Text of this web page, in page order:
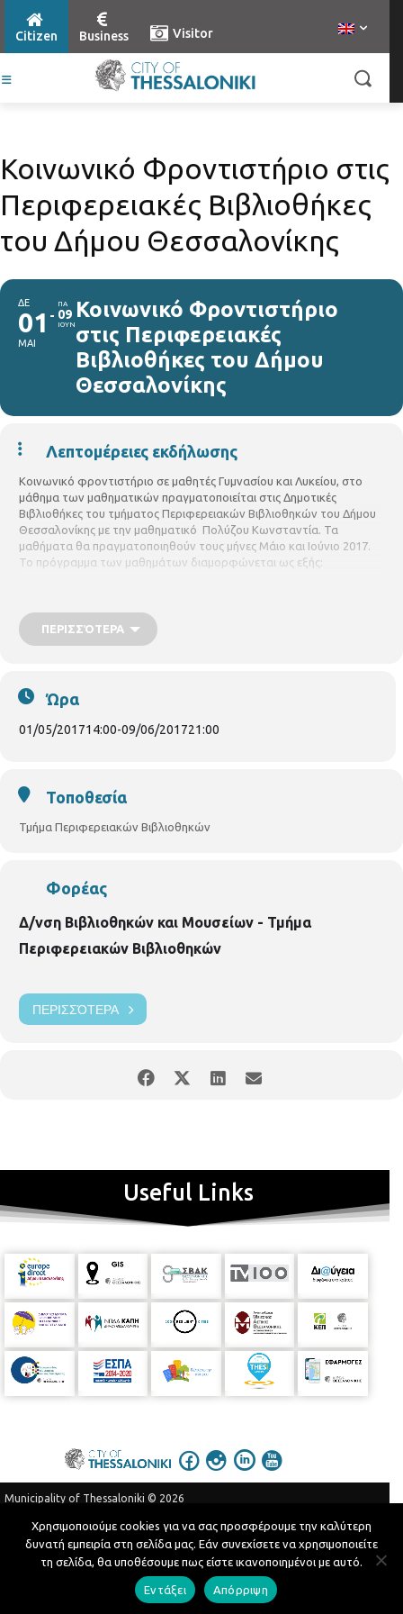
Citizen Business Visitor
Κοινωνικό Φροντιστήριο στις
Περιφερειακές Βιβλιοθήκες
του Δήμου Θεσσαλονίκης
ΔΕ
01
ΜΑΙ
ΠΑ
09
ΙΟΥΝ
Κοινωνικό Φροντιστήριο
στις Περιφερειακές
Βιβλιοθήκες του Δήμου
Θεσσαλονίκης
Λεπτομέρειες εκδήλωσης
Κοινωνικό φροντιστήριο σε μαθητές Γυμνασίου και Λυκείου, στο
μάθημα των μαθηματικών πραγματοποιείται στις Δημοτικές
Βιβλιοθήκες του τμήματος Περιφερειακών Βιβλιοθηκών του Δήμου
Θεσσαλονίκης με την μαθηματικό Πολύζου Κωνσταντία. Τα
μαθήματα θα πραγματοποιηθούν τους μήνες Μάιο και Ιούνιο 2017.
Το πρόγραμμα των μαθημάτων διαμορφώνεται ως εξής:
(Επανάληψη και προετοιμασία για Πανελλήνιες )
Ορέστου Τετάρτη
4:00μ.μ-8:00μ.μ (Μελέτη και επανάληψη στην
ΠΕΡΙΣΣΌΤΕΡΑ
Ώρα
01/05/201714:00-09/06/201721:00
Τοποθεσία
Τμήμα Περιφερειακών Βιβλιοθηκών
Φορέας
Δ/νση Βιβλιοθηκών και Μουσείων - Τμήμα
Περιφερειακών Βιβλιοθηκών
ΠΕΡΙΣΣΌΤΕΡΑ
Useful Links
Municipality of Thessaloniki © 2026
Terms of Use
Privacy Policy
Telephone Catalog
MyCompany Projects
Χρησιμοποιούμε cookies για να σας προσφέρουμε την καλύτερη
δυνατή εμπειρία στη σελίδα μας. Εάν συνεχίσετε να χρησιμοποιείτε
τη σελίδα, θα υποθέσουμε πως είστε ικανοποιημένοι με αυτό.
Εντάξει Απόρριψη